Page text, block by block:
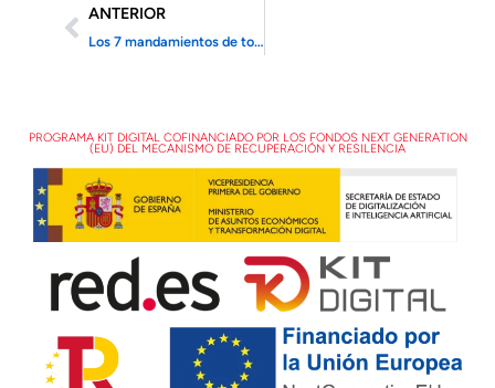
ANTERIOR
Los 7 mandamientos de todo buen gasolinero
PROGRAMA KIT DIGITAL COFINANCIADO POR LOS FONDOS NEXT GENERATION
(EU) DEL MECANISMO DE RECUPERACIÓN Y RESILENCIA